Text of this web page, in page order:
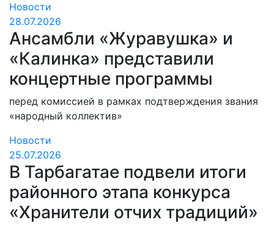
Новости
28.07.2026
Ансамбли «Журавушка» и
«Калинка» представили
концертные программы
перед комиссией в рамках подтверждения звания
«народный коллектив»
Новости
25.07.2026
В Тарбагатае подвели итоги
районного этапа конкурса
«Хранители отчих традиций»